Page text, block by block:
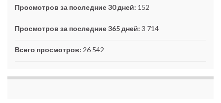
Просмотров за последние 30 дней: 152
Просмотров за последние 365 дней: 3 714
Всего просмотров: 26 542